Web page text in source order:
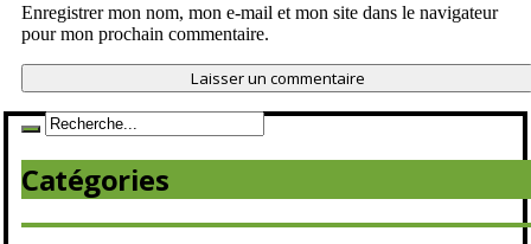
Enregistrer mon nom, mon e-mail et mon site dans le navigateur
pour mon prochain commentaire.
Catégories